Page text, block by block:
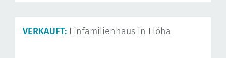
VERKAUFT: Einfamilienhaus in Flöha